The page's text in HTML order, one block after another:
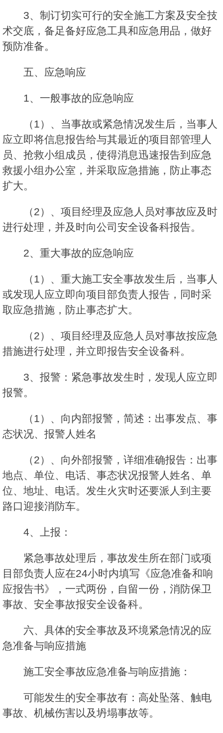
3、制订切实可行的安全施工方案及安全技
术交底，备足备好应急工具和应急用品，做好
预防准备。
五、应急响应
1、一般事故的应急响应
（1）、当事故或紧急情况发生后，当事人
应立即将信息报告给与其最近的项目部管理人
员、抢救小组成员，使得消息迅速报告到应急
救援小组办公室，并采取应急措施，防止事态
扩大。
（2）、项目经理及应急人员对事故应及时
进行处理，并及时向公司安全设备科报告。
2、重大事故的应急响应
（1）、重大施工安全事故发生后，当事人
或发现人应立即向项目部负责人报告，同时采
取应急措施，防止事态扩大。
（2）、项目经理及应急人员对事故按应急
措施进行处理，并立即报告安全设备科。
3、报警：紧急事故发生时，发现人应立即
报警。
（1）、向内部报警，简述：出事发点、事
态状况、报警人姓名
（2）、向外部报警，详细准确报告：出事
地点、单位、电话、事态状况报警人姓名、单
位、地址、电话。发生火灾时还要派人到主要
路口迎接消防车。
4、上报：
紧急事故处理后，事故发生所在部门或项
目部负责人应在24小时内填写《应急准备和响
应报告书》，一式两份，自留一份，消防保卫
事故、安全事故报安全设备科。
六、具体的安全事故及环境紧急情况的应
急准备与响应措施
施工安全事故应急准备与响应措施：
可能发生的安全事故有：高处坠落、触电
事故、机械伤害以及坍塌事故等。